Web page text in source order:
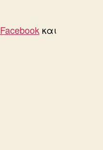
Facebook και